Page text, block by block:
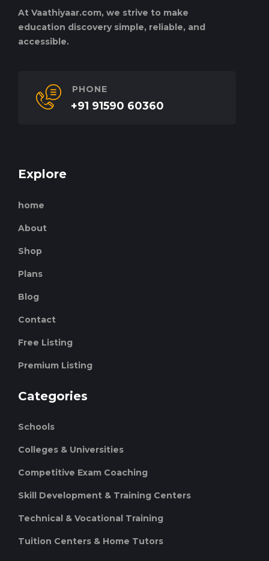
At Vaathiyaar.com, we strive to make
education discovery simple, reliable, and
accessible.
PHONE
+91 91590 60360
Explore
home
About
Shop
Plans
Blog
Contact
Free Listing
Premium Listing
Categories
Schools
Colleges & Universities
Competitive Exam Coaching
Skill Development & Training Centers
Technical & Vocational Training
Tuition Centers & Home Tutors